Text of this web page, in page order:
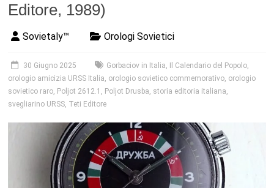
Editore, 1989)
Sovietaly™ Orologi Sovietici
30 Giugno 2025 Gorbaciov in Italia, Il Calendario del Popolo,
orologio amicizia URSS Italia, orologio sovietico commemorativo, orologio
sovietico raro, Poljot 2612.1 , Poljot Drusba, storia editoria italiana,
svegliarino URSS, Teti Editore